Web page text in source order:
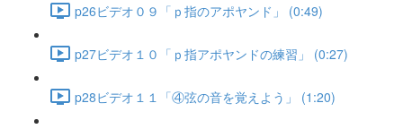
p26ビデオ０９「ｐ指のアポヤンド」 (0:49)
p27ビデオ１０「ｐ指アポヤンドの練習」 (0:27)
p28ビデオ１１「④弦の音を覚えよう」 (1:20)